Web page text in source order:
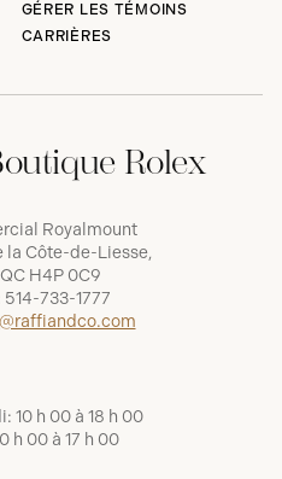
GÉRER LES TÉMOINS
CARRIÈRES
Rolex
Royalmount
la Côte-de-Liesse,
H4P 0C9
514-733-1777
10 h 00 à 18 h 00
h 00 à 17 h 00